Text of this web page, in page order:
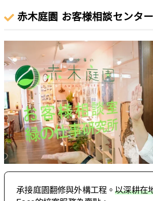
赤木庭園 お客様相談センター
承接庭園翻修與外構工程。以深耕在